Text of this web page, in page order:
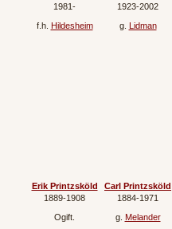
1981‐
f.h. Hildesheim
1923‐2002
g. Lidman
Erik Printzsköld
1889‐1908
Ogift.
Carl Printzsköld
1884‐1971
g. Melander